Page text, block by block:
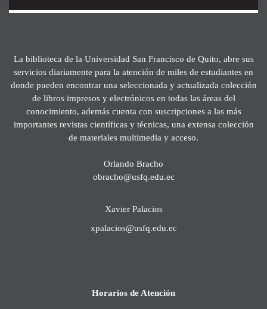
La biblioteca de la Universidad San Francisco de Quito, abre sus
servicios diariamente para la atención de miles de estudiantes en
donde pueden encontrar una seleccionada y actualizada colección
de libros impresos y electrónicos en todas las áreas del
conocimiento, además cuenta con suscripciones a las más
importantes revistas científicas y técnicas, una extensa colección
de materiales multimedia y acceso.
Orlando Bracho
obracho@usfq.edu.ec
Xavier Palacios
xpalacios@usfq.edu.ec
Horarios de Atención